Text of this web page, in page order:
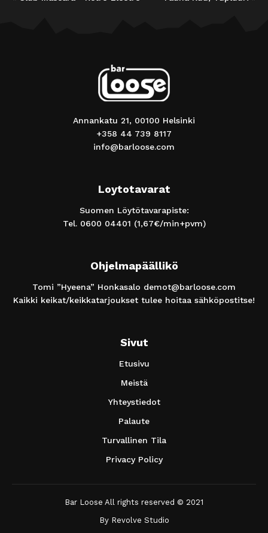
Annankatu 21, 00100 Helsinki
+358 44 739 8117
info@barloose.com
Loytotavarat
Suomen Löytötavarapiste:
Tel. 0600 04401 (1,67€/min+pvm)
Ohjelmapäällikö
Tomi ”Hyeena” Honkasalo demot@barloose.com
Kaikki keikat/keikkatarjoukset tulee hoitaa sähköpostitse!
Sivut
Etusivu
Meistä
Yhteystiedot
Palaute
Turvallinen Tila
Privacy Policy
Bar Loose All rights reserved © 2021
By Revolve Studio